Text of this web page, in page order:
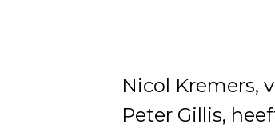
Nicol Kremers,
Peter Gillis,